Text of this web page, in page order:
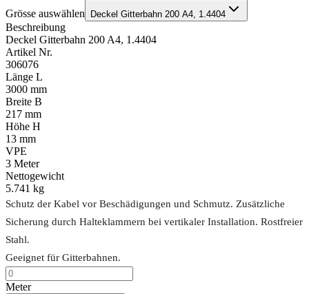
Grösse auswählen Deckel Gitterbahn 200 A4, 1.4404
Beschreibung
Deckel Gitterbahn 200 A4, 1.4404
Artikel Nr.
306076
Länge L
3000 mm
Breite B
217 mm
Höhe H
13 mm
VPE
3 Meter
Nettogewicht
5.741 kg
Schutz der Kabel vor Beschädigungen und Schmutz. Zusätzliche
Sicherung durch Halteklammern bei vertikaler Installation. Rostfreier
Stahl.
Geeignet für Gitterbahnen.
Meter